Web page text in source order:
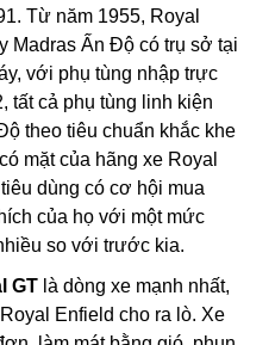
Từ năm 1955, Royal
Madras Ấn Độ có trụ sở tại
với phụ tùng nhập trực
tất cả phụ tùng linh kiện
theo tiêu chuẩn khắc khe
mặt của hãng xe Royal
dùng có cơ hội mua
của họ với một mức
so với trước kia.
GT là dòng xe mạnh nhất,
Enfield cho ra lò. Xe